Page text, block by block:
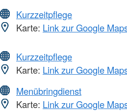
Kurzzeitpflege
Karte: Link zur Google
Kurzzeitpflege
Karte: Link zur Google
Menübringdienst
Karte: Link zur Google